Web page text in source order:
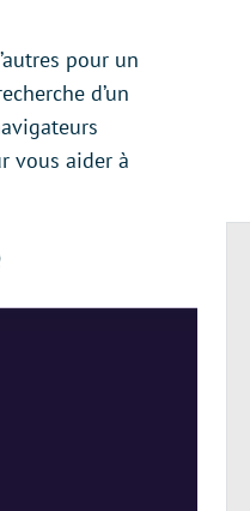
pour un
d’un
vous aider à